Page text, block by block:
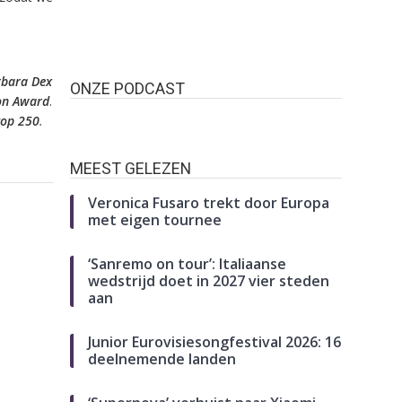
Dex
Award.
250.
ONZE PODCAST
MEEST GELEZEN
Veronica Fusaro trekt door Europa
met eigen tournee
‘Sanremo on tour’: Italiaanse
wedstrijd doet in 2027 vier steden
aan
Junior Eurovisiesongfestival 2026: 16
deelnemende landen